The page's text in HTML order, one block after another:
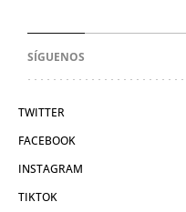
SÍGUENOS
TWITTER
FACEBOOK
INSTAGRAM
TIKTOK